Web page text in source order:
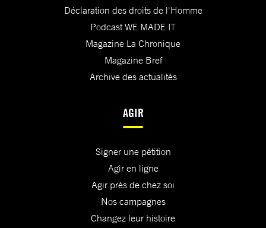
Déclaration des droits de l'Homme
Podcast WE MADE IT
Magazine La Chronique
Magazine Bref
Archive des actualités
AGIR
Signer une pétition
Agir en ligne
Agir près de chez soi
Nos campagnes
Changez leur histoire